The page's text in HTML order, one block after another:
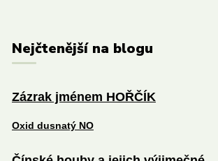
Nejčtenější na blogu
Zázrak jménem HOŘČÍK
Oxid dusnatý NO